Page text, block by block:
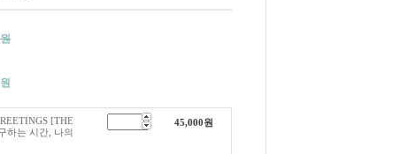
원
[THE
하는 시간, 나의
45,000원